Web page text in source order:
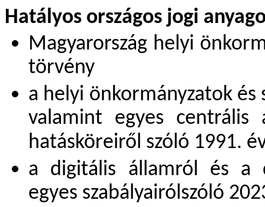
Hatályos országos jogi
Magyarország helyi
törvény
a helyi önkormányzatok és
valamint egyes centrális
hatásköreiről szóló 1991.
a digitális államról és a
egyes szabályairólszóló